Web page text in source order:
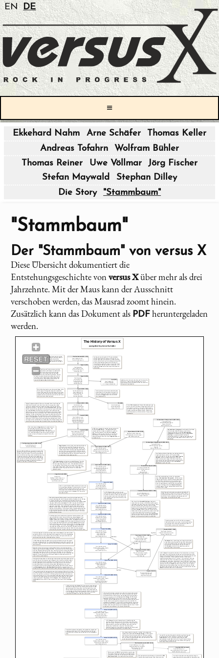
EN DE
≡
Ekkehard Nahm Arne Schäfer Thomas Keller
Andreas Tofahrn Wolfram Bühler
|
Thomas Reiner Uwe Völlmar
Jörg Fischer
Stefan Maywald
Stephan Dilley
|
Die Story "Stammbaum"
"Stammbaum"
Der "Stammbaum" vonversus X
Diese Übersicht dokumentiert die
Entstehungsgeschichte vonversus Xüber mehr als drei
Jahrzehnte. Mit der Maus kann der Ausschnitt
verschoben werden, das Mausrad zoomt hinein.
Zusätzlich kann das Dokument als PDF heruntergeladen
werden.